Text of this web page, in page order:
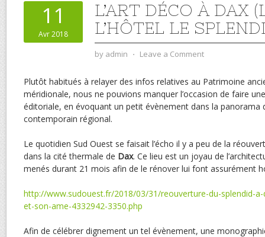
11
Avr 2018
L’ART DÉCO À DAX
L’HÔTEL LE
by admin ⋅ Leave a Comment
Plutôt habitués à relayer des infos relatives au Patrimoine
méridionale, nous ne pouvions manquer l’occasion de faire
éditoriale, en évoquant un petit évènement dans la panorama
contemporain régional.
Le quotidien Sud Ouest se faisait l’écho il y a peu de la
dans la cité thermale de Dax. Ce lieu est un joyau de
menés durant 21 mois afin de le rénover lui font assurément
http://www.sudouest.fr/2018/03/31/reouverture-du-splendid-
et-son-ame-4332942-3350.php
Afin de célébrer dignement un tel évènement, une